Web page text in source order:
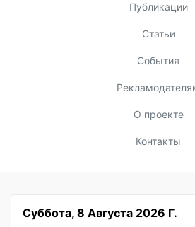
Публикации
Статьи
События
О проекте
Контакты
Суббота, 8 Августа 2026 Г.